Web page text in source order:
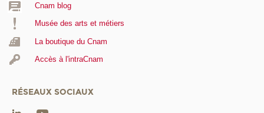
Cnam blog
Musée des arts et métiers
La boutique du Cnam
Accès à l'intraCnam
RÉSEAUX SOCIAUX